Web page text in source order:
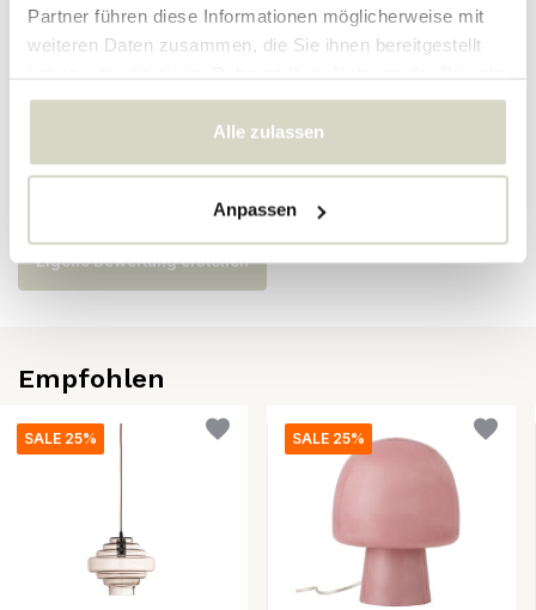
Partner führen diese Informationen möglicherweise mit
weiteren Daten zusammen, die Sie ihnen bereitgestellt
gesammelt haben.
Alle zulassen
Anpassen
EAN 5711173351565
Es wurden noch keine Bewertungen für dieses Produkt
Eigene Bewertung erstellen
Empfohlen
SALE 25% SALE 25%